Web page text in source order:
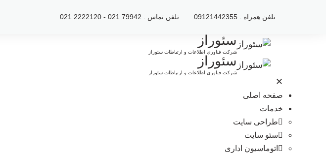
تلفن تماس : 79942 021 - 2222120 021 تلفن همراه : 09121442355
سئوراز
شرکت فناوری اطلاعات و ارتباطات سئوراز
سئوراز
شرکت فناوری اطلاعات و ارتباطات سئوراز
✕
صفحه اصلی
خدمات
طراحی سایت
سئو سایت
اتوماسیون اداری